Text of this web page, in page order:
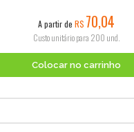
A partir de R$ 70,04
Custo unitário para 200 und.
Colocar no carrinho